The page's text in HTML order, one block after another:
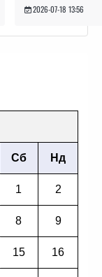
2026-07-18 13:56
Сб Нд
1 2
8 9
15 16